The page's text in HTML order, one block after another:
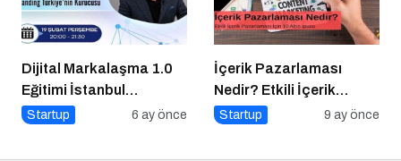
Dijital Markalaşma 1.0
Eğitimi İstanbul
Üniversitesi’nde
Startup 6 ay önce
İçerik Pazarlaması
Nedir? Etkili İçerik
Pazarlaması İçin 10
Startup 9 ay önce